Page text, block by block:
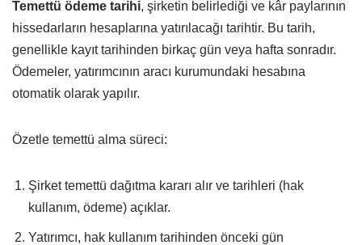
Temettü ödeme tarihi, şirketin belirlediği ve kâr paylarının
hissedarların hesaplarına yatırılacağı tarihtir. Bu tarih,
genellikle kayıt tarihinden birkaç gün veya hafta sonradır.
Ödemeler, yatırımcının aracı kurumundaki hesabına
otomatik olarak yapılır.
Özetle temettü alma süreci:
Şirket temettü dağıtma kararı alır ve tarihleri (hak
kullanım, ödeme) açıklar.
Yatırımcı, hak kullanım tarihinden önceki gün